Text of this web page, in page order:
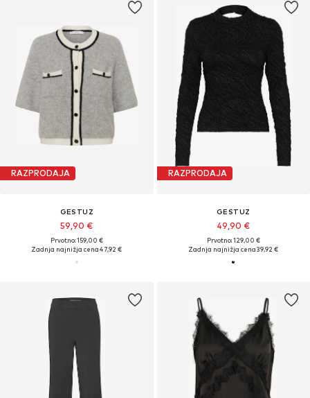
RAZPRODAJA
GESTUZ
59,90 €
Prvotno: 159,00 €
Zadnja najnižja cena47,92 €
RAZPRODAJA
GESTUZ
49,90 €
Prvotno: 129,00 €
Zadnja najnižja cena39,92 €